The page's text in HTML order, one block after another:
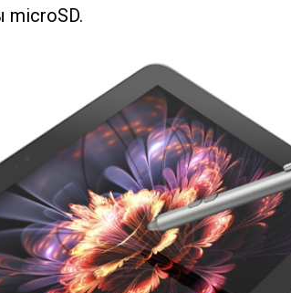
microSD.